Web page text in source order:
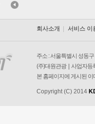
회사소개 서비스 이
주소 : 서울특별시 성동
(주)대원관광 | 사업자등
본 홈페이지에 게시된
Copyright (C) 2014